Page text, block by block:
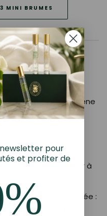
MINI BRUMES
vaporiser sur les
: les deux
diffusion homogène
léger sur les
cuir chevelu
ou laissez sécher à
en cours de journée :
cumulatif
pour
et profiter de